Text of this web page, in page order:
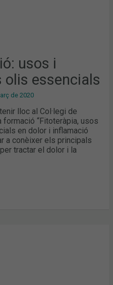
usos i
olis essencials
de 2020
lloc al Col·legi de
formació “Fitoteràpia, usos
en dolor i inflamació
a conèixer els principals
tractar el dolor i la